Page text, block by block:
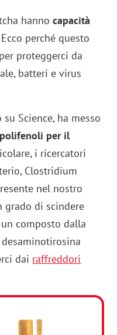
hanno capacità
Ecco perché questo
proteggerci da
batteri e virus
Science, ha messo
per il
i ricercatori
Clostridium
nel nostro
grado di scindere
composto dalla
dai raffreddori